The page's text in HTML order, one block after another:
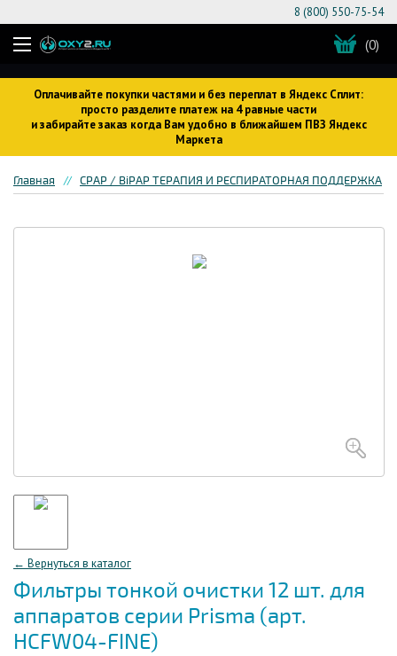
Оплачивайте покупки частями и без переплат в Яндекс Сплит:
просто разделите платеж на 4 равные части
и забирайте заказ когда Вам удобно в ближайшем ПВЗ Яндекс
Маркета
8 (800) 550-75-54
(0)
Главная CPAP / BiPAP ТЕРАПИЯ И РЕСПИРАТОРНАЯ ПОДДЕРЖКА
← Вернуться в каталог
Фильтры тонкой очистки 12 шт. для
аппаратов серии Prisma (арт.
HCFW04-FINE)